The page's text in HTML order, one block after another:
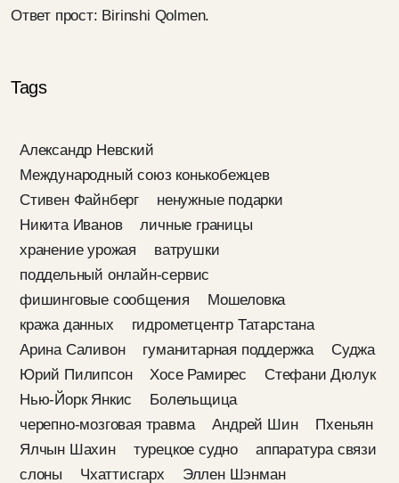
Ответ прост: Birinshi Qolmen.
Tags
Александр Невский
Международный союз конькобежцев
Стивен Файнберг
ненужные подарки
Никита Иванов
личные границы
хранение урожая
ватрушки
поддельный онлайн-сервис
фишинговые сообщения
Мошеловка
кража данных
гидрометцентр Татарстана
Арина Саливон
гуманитарная поддержка
Суджа
Юрий Пилипсон
Хосе Рамирес
Стефани Дюлук
Нью-Йорк Янкис
Болельщица
черепно-мозговая травма
Андрей Шин
Пхеньян
Ялчын Шахин
турецкое судно
аппаратура связи
слоны
Чхаттисгарх Эллен Шэнман